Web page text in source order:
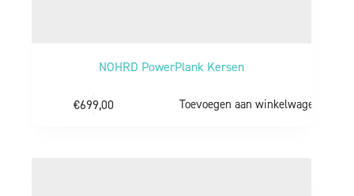
NOHRD PowerPlank Kersen
€699,00 Toevoegen aan winkelwagen